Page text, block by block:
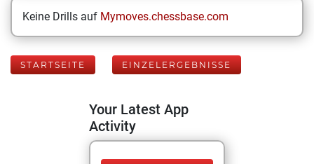
Keine Drills auf Mymoves.chessbase.com
STARTSEITE EINZELERGEBNISSE
Your Latest App
Activity